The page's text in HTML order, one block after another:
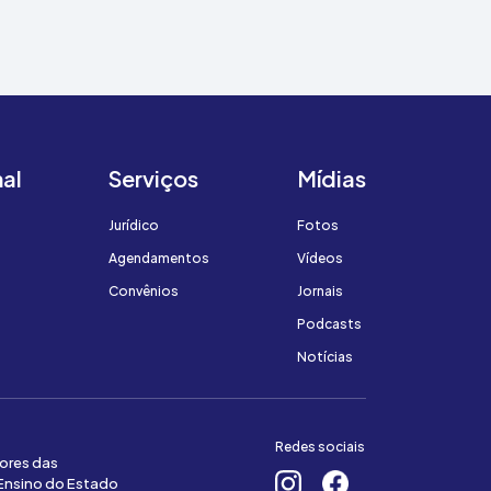
Serviços
Jurídico
Agendamentos
Convênios
Mídias
Fotos
Vídeos
Jornais
Podcasts
Notícias
das
do Estado
Redes sociais